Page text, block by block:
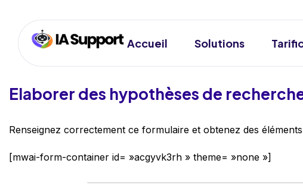
Accueil Solutions
Elaborer des hypothèses de
Renseignez correctement ce formulaire et obtenez des
[mwai-form-container id= »acgyvk3rh » theme= »none »]